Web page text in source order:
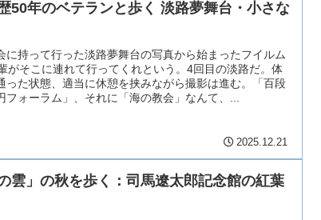
50年のベテランと歩く 淡路夢舞台・小さな
に持って行った淡路夢舞台の写真から始まったフイルム
がそこに連れて行ってくれという。4回目の淡路だ。体
った状態、適当に休憩を挟みながら撮影は進む。「百段
フォーラム」、それに「海の教会」なんて、...
2025.12.21
雲」の秋を歩く：司馬遼太郎記念館の紅葉